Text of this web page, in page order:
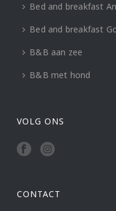
Bed and breakfast
Bed and breakfast
B&B aan zee
B&B met hond
VOLG ONS
CONTACT